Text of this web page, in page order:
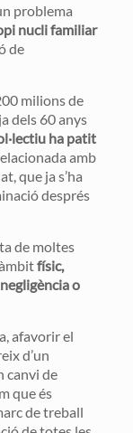
problema
nucli familiar
de
milions de
dels 60 anys
ha patit
amb
que ja s’ha
després
de moltes
físic,
o
afavorir el
d’un
canvi de
que és
de treball